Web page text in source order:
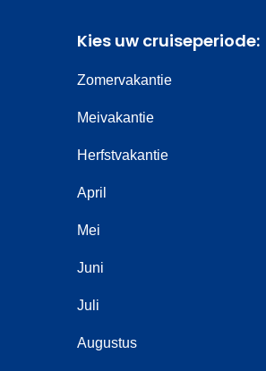
Kies uw cruiseperiode:
Zomervakantie
Meivakantie
Herfstvakantie
April
Mei
Juni
Juli
Augustus